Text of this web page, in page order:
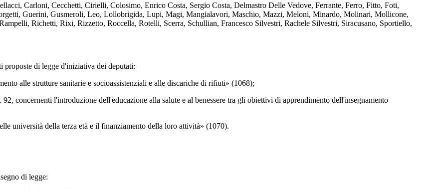
Carloni, Cecchetti, Cirielli, Colosimo, Enrico Costa, Sergio Costa, Delmastro Delle Vedove, Ferrante, Ferro, Fitto, Foti,
Guerini, Gusmeroli, Leo, Lollobrigida, Lupi, Magi, Mangialavori, Maschio, Mazzi, Meloni, Minardo, Molinari, Mollicone,
Richetti, Rixi, Rizzetto, Roccella, Rotelli, Scerra, Schullian, Francesco Silvestri, Rachele Silvestri, Siracusano, Sportiello,
proposte di legge d'iniziativa dei deputati:
alle strutture sanitarie e socioassistenziali e alle discariche di rifiuti» (1068);
l'introduzione dell'educazione alla salute e al benessere tra gli obiettivi di apprendimento dell'insegnamento
della terza età e il finanziamento della loro attività» (1070).
di legge: